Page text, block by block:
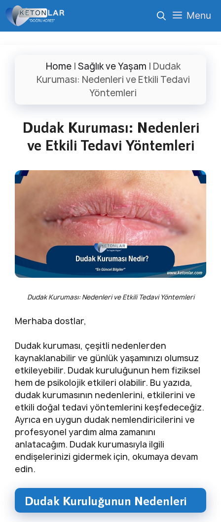
İçeriğe
atla
Menu
Home| Sağlık ve Yaşam | Dudak
Kuruması: Nedenleri ve Etkili Tedavi
Yöntemleri
Dudak Kuruması: Nedenleri
ve Etkili Tedavi Yöntemleri
Dudak Kuruması: Nedenleri ve Etkili Tedavi Yöntemleri
Merhaba dostlar,
Dudak kuruması, çeşitli nedenlerden
kaynaklanabilir ve günlük yaşamınızı olumsuz
etkileyebilir. Dudak kuruluğunun hem fiziksel
hem de psikolojik etkileri olabilir. Bu yazıda,
dudak kurumasının nedenlerini, etkilerini ve
etkili doğal tedavi yöntemlerini keşfedeceğiz.
Ayrıca en uygun dudak nemlendiricilerini ve
profesyonel yardım alma zamanını
anlatacağım. Dudak kurumasıyla ilgili
endişelerinizi gidermek için, okumaya devam
edin.
Dudak Kuruluğunun Nedenleri